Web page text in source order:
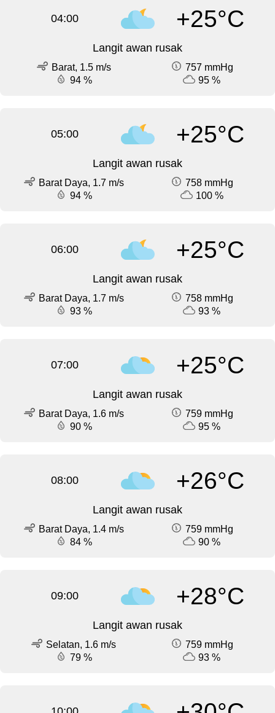
04:00 +25°C
Langit awan rusak
Barat, 1.5 m/s
757 mmHg
94 %
95 %
05:00 +25°C
Langit awan rusak
Barat Daya, 1.7 m/s
758 mmHg
94 %
100 %
06:00 +25°C
Langit awan rusak
Barat Daya, 1.7 m/s
758 mmHg
93 %
93 %
07:00 +25°C
Langit awan rusak
Barat Daya, 1.6 m/s
759 mmHg
90 %
95 %
08:00 +26°C
Langit awan rusak
Barat Daya, 1.4 m/s
759 mmHg
84 %
90 %
09:00 +28°C
Langit awan rusak
Selatan, 1.6 m/s
759 mmHg
79 %
93 %